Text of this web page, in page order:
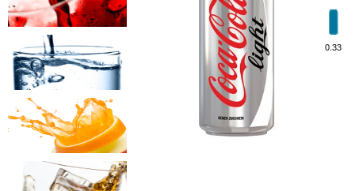
0.33